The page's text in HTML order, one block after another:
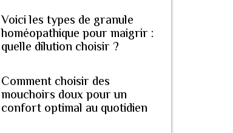
Voici les types de granule
homéopathique pour maigrir :
quelle dilution choisir ?
Comment choisir des
mouchoirs doux pour un
confort optimal au quotidien